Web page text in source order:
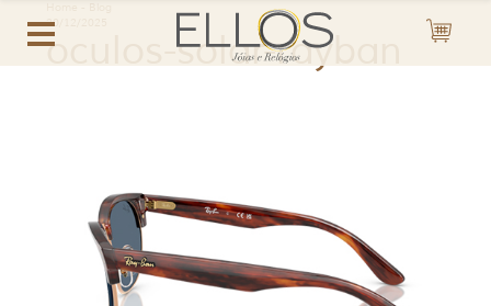
20/12/2025
oculos-solar-rayban